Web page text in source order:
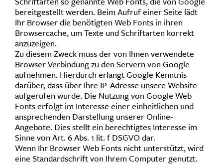
bereitgestellt werden. Beim Aufruf einer Seite lädt
Ihr Browser die benötigten Web Fonts in ihren
Browsercache, um Texte und Schriftarten korrekt
anzuzeigen.
Zu diesem Zweck muss der von Ihnen verwendete
Browser Verbindung zu den Servern von Google
aufnehmen. Hierdurch erlangt Google Kenntnis
darüber, dass über Ihre IP-Adresse unsere Website
aufgerufen wurde. Die Nutzung von Google Web
Fonts erfolgt im Interesse einer einheitlichen und
ansprechenden Darstellung unserer Online-
Angebote. Dies stellt ein berechtigtes Interesse im
Sinne von Art. 6 Abs. 1 lit. f DSGVO dar.
Wenn Ihr Browser Web Fonts nicht unterstützt, wird
eine Standardschrift von Ihrem Computer genutzt.